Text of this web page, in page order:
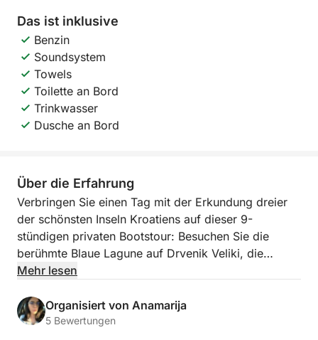
Das ist inklusive
Benzin
Soundsystem
Towels
Toilette an Bord
Trinkwasser
Dusche an Bord
Über die Erfahrung
Verbringen Sie einen Tag mit der Erkundung dreier
der schönsten Inseln Kroatiens auf dieser 9-
stündigen privaten Bootstour: Besuchen Sie die
berühmte Blaue Lagune auf Drvenik Veliki, die
Sandstrände von Vela Rina auf Drvenik Mali und die
Das Abenteuer beginnt an der Blauen Lagune, einer
Mehr lesen
Organisiert von Anamarija
5 Bewertungen